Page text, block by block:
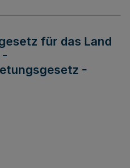
für das Land
-
-